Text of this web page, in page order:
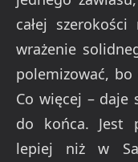
całej
wrażenie
polemizować,
Co więcej – daje
do końca. Jest
lepiej niż w